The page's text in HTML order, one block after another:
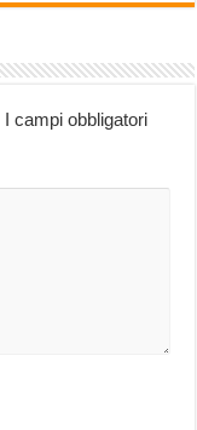
I campi obbligatori